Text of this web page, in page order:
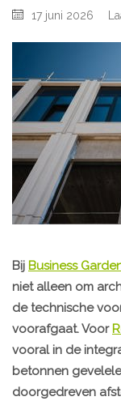
17 juni 2026
Bij Business
niet alleen om
de technische
voorafgaat. Voor
vooral in de
betonnen
doorgedreven